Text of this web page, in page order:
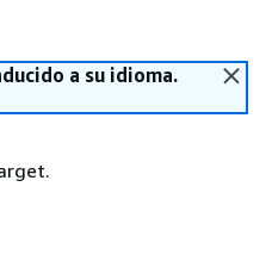
a su idioma.